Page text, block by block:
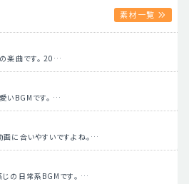
素材一覧
楽曲です。 20…
いBGMです。 …
画に合いやすいですよね。…
じの日常系BGMです。 …